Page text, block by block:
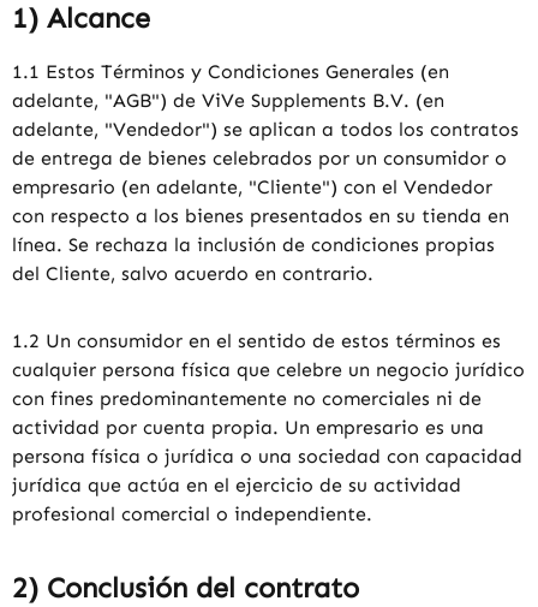
1) Alcance
1.1 Estos Términos y Condiciones Generales (en
adelante, "AGB") de ViVe Supplements B.V. (en
adelante, "Vendedor") se aplican a todos los contratos
de entrega de bienes celebrados por un consumidor o
empresario (en adelante, "Cliente") con el Vendedor
con respecto a los bienes presentados en su tienda en
línea. Se rechaza la inclusión de condiciones propias
del Cliente, salvo acuerdo en contrario.
1.2 Un consumidor en el sentido de estos términos es
cualquier persona física que celebre un negocio jurídico
con fines predominantemente no comerciales ni de
actividad por cuenta propia. Un empresario es una
persona física o jurídica o una sociedad con capacidad
jurídica que actúa en el ejercicio de su actividad
profesional comercial o independiente.
2) Conclusión del contrato